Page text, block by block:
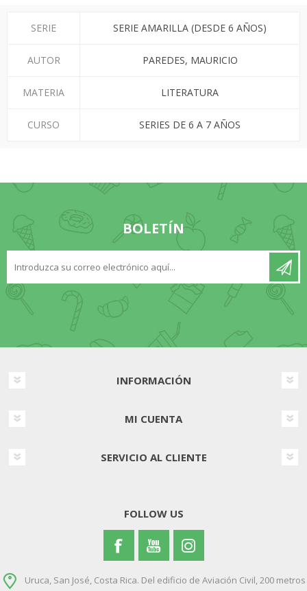
SERIE SERIE AMARILLA (DESDE 6 AÑOS)
AUTOR PAREDES, MAURICIO
MATERIA LITERATURA
CURSO SERIES DE 6 A 7 AÑOS
BOLETÍN
INFORMACIÓN
MI CUENTA
SERVICIO AL CLIENTE
FOLLOW US
Uruca, San José, Costa Rica. Del edificio de Aviación Civil, 200 metros